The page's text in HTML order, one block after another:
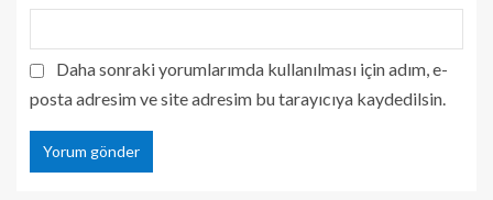
Daha sonraki yorumlarımda kullanılması için adım, e-
posta adresim ve site adresim bu tarayıcıya kaydedilsin.